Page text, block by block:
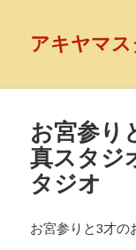
アキヤマ
お宮参り
真スタジ
タジオ
お宮参りと3才の